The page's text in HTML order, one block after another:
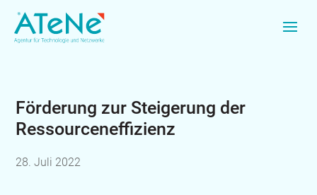
Förderung zur Steigerung der
Ressourceneffizienz
28. Juli 2022